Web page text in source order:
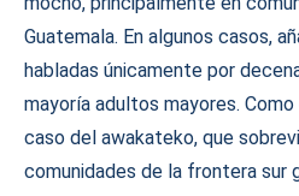
Guatemala. En algunos casos,
habladas únicamente por
mayoría adultos mayores.
caso del awakateko, que
comunidades de la frontera sur